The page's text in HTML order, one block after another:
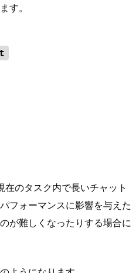
す。
在のタスク内で長いチャット
フォーマンスに影響を与えた
が難しくなったりする場合に